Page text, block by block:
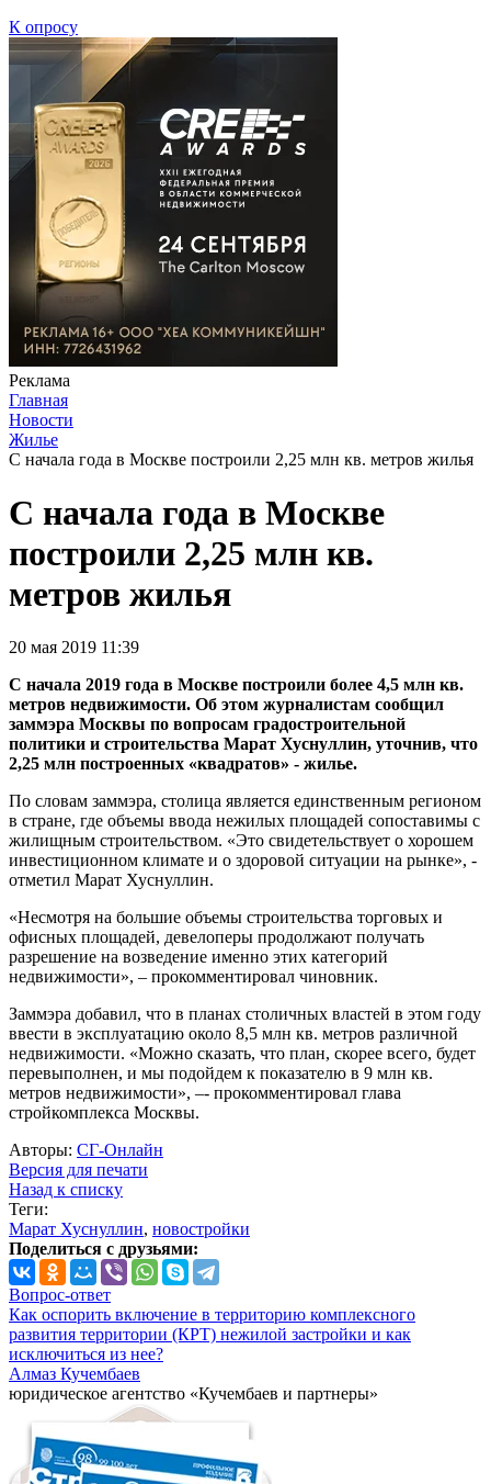
К опросу
Реклама
Главная
Новости
Жилье
С начала года в Москве построили 2,25 млн кв. метров жилья
С начала года в Москве
построили 2,25 млн кв.
метров жилья
20 мая 2019 11:39
С начала 2019 года в Москве построили более 4,5 млн кв.
метров недвижимости. Об этом журналистам сообщил
заммэра Москвы по вопросам градостроительной
политики и строительства Марат Хуснуллин, уточнив, что
2,25 млн построенных «квадратов» - жилье.
По словам заммэра, столица является единственным регионом
в стране, где объемы ввода нежилых площадей сопоставимы с
жилищным строительством. «Это свидетельствует о хорошем
инвестиционном климате и о здоровой ситуации на рынке», -
отметил Марат Хуснуллин.
«Несмотря на большие объемы строительства торговых и
офисных площадей, девелоперы продолжают получать
разрешение на возведение именно этих категорий
недвижимости», – прокомментировал чиновник.
Заммэра добавил, что в планах столичных властей в этом году
ввести в эксплуатацию около 8,5 млн кв. метров различной
недвижимости. «Можно сказать, что план, скорее всего, будет
перевыполнен, и мы подойдем к показателю в 9 млн кв.
метров недвижимости», –- прокомментировал глава
стройкомплекса Москвы.
Авторы: СГ-Онлайн
Версия для печати
Назад к списку
Теги:
Марат Хуснуллин, новостройки
Поделиться с друзьями:
Вопрос-ответ
Как оспорить включение в территорию комплексного
развития территории (КРТ) нежилой застройки и как
исключиться из нее?
Алмаз Кучембаев
юридическое агентство «Кучембаев и партнеры»